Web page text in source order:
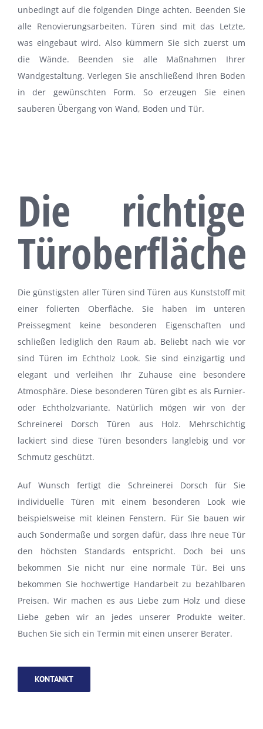
unbedingt auf die folgenden Dinge achten. Beenden Sie
alle Renovierungsarbeiten. Türen sind mit das Letzte,
was eingebaut wird. Also kümmern Sie sich zuerst um
die Wände. Beenden sie alle Maßnahmen Ihrer
Wandgestaltung. Verlegen Sie anschließend Ihren Boden
in der gewünschten Form. So erzeugen Sie einen
sauberen Übergang von Wand, Boden und Tür.
Die richtige
Türoberfläche
Die günstigsten aller Türen sind Türen aus Kunststoff mit
einer folierten Oberfläche. Sie haben im unteren
Preissegment keine besonderen Eigenschaften und
schließen lediglich den Raum ab. Beliebt nach wie vor
sind Türen im Echtholz Look. Sie sind einzigartig und
elegant und verleihen Ihr Zuhause eine besondere
Atmosphäre. Diese besonderen Türen gibt es als Furnier-
oder Echtholzvariante. Natürlich mögen wir von der
Schreinerei Dorsch Türen aus Holz. Mehrschichtig
lackiert sind diese Türen besonders langlebig und vor
Schmutz geschützt.
Auf Wunsch fertigt die Schreinerei Dorsch für Sie
individuelle Türen mit einem besonderen Look wie
beispielsweise mit kleinen Fenstern. Für Sie bauen wir
auch Sondermaße und sorgen dafür, dass Ihre neue Tür
den höchsten Standards entspricht. Doch bei uns
bekommen Sie nicht nur eine normale Tür. Bei uns
bekommen Sie hochwertige Handarbeit zu bezahlbaren
Preisen. Wir machen es aus Liebe zum Holz und diese
Liebe geben wir an jedes unserer Produkte weiter.
Buchen Sie sich ein Termin mit einen unserer Berater.
KONTANKT